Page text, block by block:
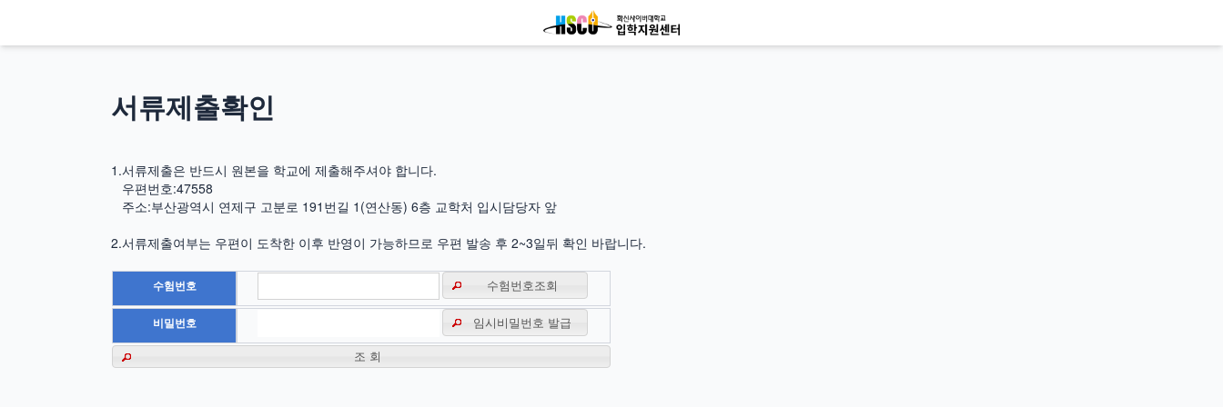
서류제출확인
1.서류제출은 반드시 원본을 학교에 제출해주셔야 합니다.
우편번호:47558
주소:부산광역시 연제구 고분로 191번길 1(연산동) 6층 교학처 입시담당자 앞
2.서류제출여부는 우편이 도착한 이후 반영이 가능하므로 우편 발송 후 2~3일뒤 확인 바랍니다.
수험번호 수험번호조회
비밀번호 임시비밀번호 발급
조 회